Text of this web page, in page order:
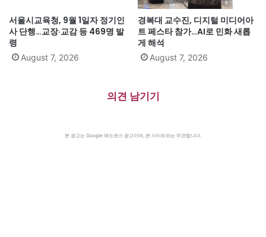
서울시교육청, 9월 1일자 정기인
사 단행…교장·교감 등 469명 발
령
August 7, 2026
경복대 교수진, 디지털 미디어아
트 페스타 참가…AI로 민화 새롭
게 해석
August 7, 2026
의견 남기기
본 광고는 Google 애드센스 광고이며, 본 사이트와는 무관합니다.